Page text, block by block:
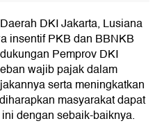
DKI Jakarta, Lusiana
insentif PKB dan BBNKB
Pemprov DKI
wajib pajak dalam
serta meningkatkan
masyarakat dapat
dengan sebaik-baiknya.